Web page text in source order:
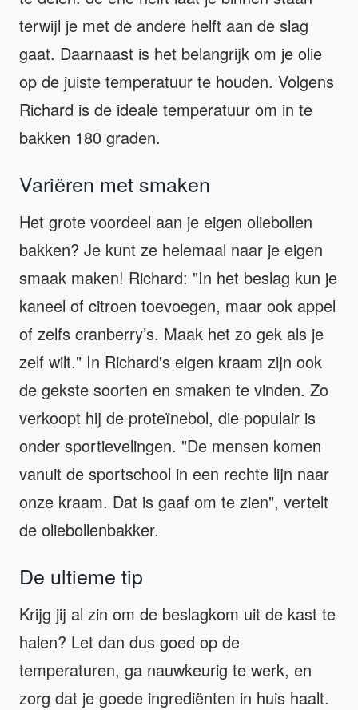
terwijl je met de andere helft aan de slag
gaat. Daarnaast is het belangrijk om je olie
op de juiste temperatuur te houden. Volgens
Richard is de ideale temperatuur om in te
bakken 180 graden.
Variëren met smaken
Het grote voordeel aan je eigen oliebollen
bakken? Je kunt ze helemaal naar je eigen
smaak maken! Richard: "In het beslag kun je
kaneel of citroen toevoegen, maar ook appel
of zelfs cranberry’s. Maak het zo gek als je
zelf wilt." In Richard's eigen kraam zijn ook
de gekste soorten en smaken te vinden. Zo
verkoopt hij de proteïnebol, die populair is
onder sportievelingen. "De mensen komen
vanuit de sportschool in een rechte lijn naar
onze kraam. Dat is gaaf om te zien", vertelt
de oliebollenbakker.
De ultieme tip
Krijg jij al zin om de beslagkom uit de kast te
halen? Let dan dus goed op de
temperaturen, ga nauwkeurig te werk, en
zorg dat je goede ingrediënten in huis haalt.